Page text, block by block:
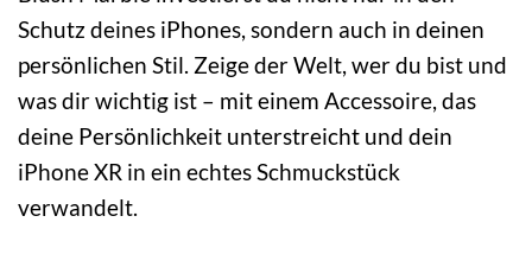
Schutz deines iPhones, sondern auch in deinen
persönlichen Stil. Zeige der Welt, wer du bist und
was dir wichtig ist – mit einem Accessoire, das
deine Persönlichkeit unterstreicht und dein
iPhone XR in ein echtes Schmuckstück
verwandelt.